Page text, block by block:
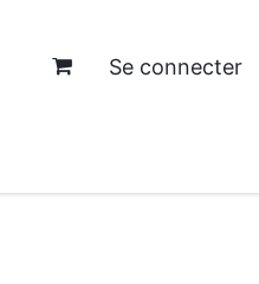
Se connecter